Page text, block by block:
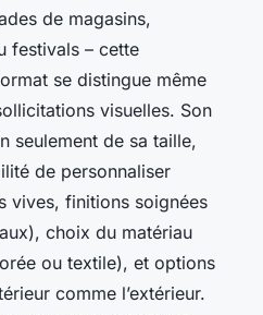
de magasins,
festivals – cette
se distingue même
visuelles. Son
seulement de sa taille,
de personnaliser
vives, finitions soignées
choix du matériau
ou textile), et options
comme l’extérieur.